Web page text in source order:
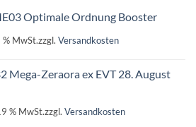
Optimale Ordnung Booster
% MwSt.zzgl. Versandkosten
Mega-Zeraora ex EVT 28. August
% MwSt.zzgl. Versandkosten